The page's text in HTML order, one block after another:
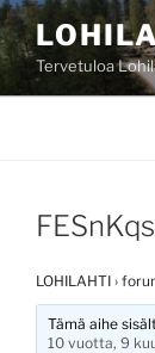
Siirry
sisältöön
Tervetuloa
LOHILAHTI ›
Tämä aihe
10 vuotta, 9